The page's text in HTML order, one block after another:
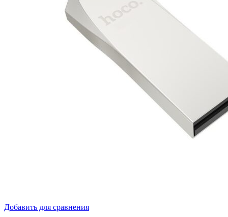
Добавить для сравнения